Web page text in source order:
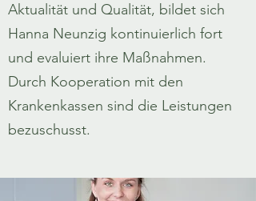
Aktualität und Qualität, bildet sich
Hanna Neunzig kontinuierlich fort
und evaluiert ihre Maßnahmen.
Durch Kooperation mit den
Krankenkassen sind die Leistungen
bezuschusst.